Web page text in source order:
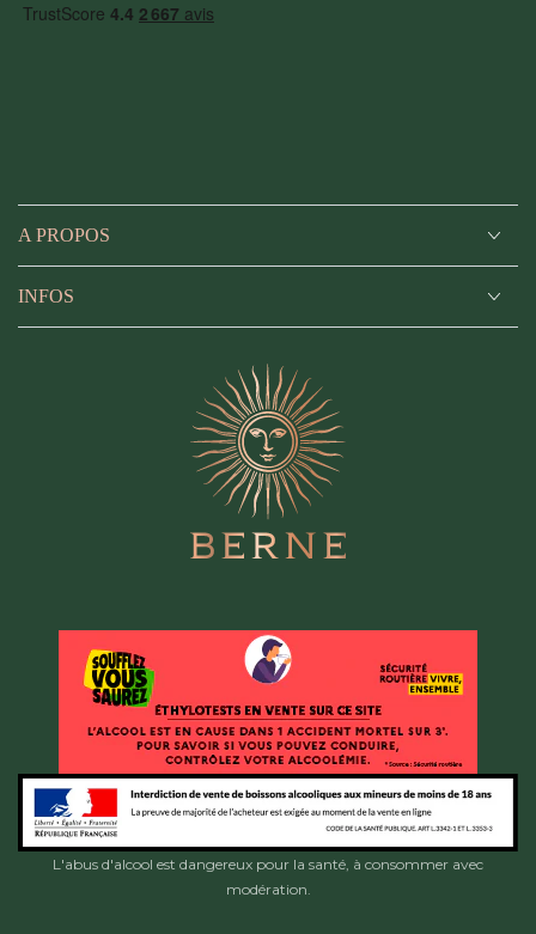
A PROPOS
INFOS
L'abus d'alcool est dangereux pour la santé, à consommer avec
modération.